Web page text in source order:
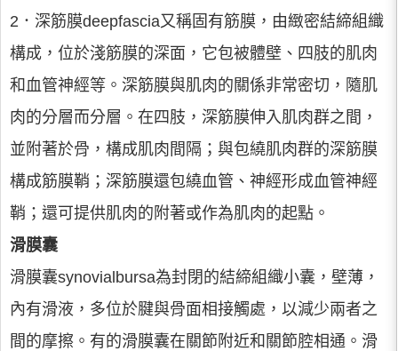
2．深筋膜deepfascia又稱固有筋膜，由緻密結締組織
構成，位於淺筋膜的深面，它包被體壁、四肢的肌肉
和血管神經等。深筋膜與肌肉的關係非常密切，隨肌
肉的分層而分層。在四肢，深筋膜伸入肌肉群之間，
並附著於骨，構成肌肉間隔；與包繞肌肉群的深筋膜
構成筋膜鞘；深筋膜還包繞血管、神經形成血管神經
鞘；還可提供肌肉的附著或作為肌肉的起點。
滑膜囊
滑膜囊synovialbursa為封閉的結締組織小囊，壁薄，
內有滑液，多位於腱與骨面相接觸處，以減少兩者之
間的摩擦。有的滑膜囊在關節附近和關節腔相通。滑